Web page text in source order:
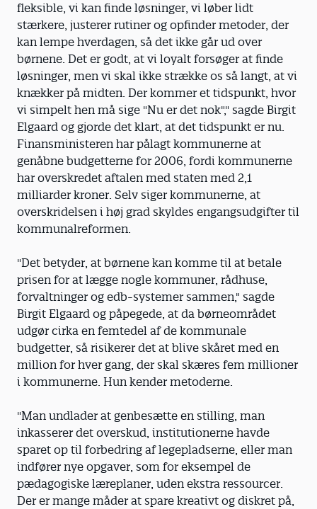
fleksible, vi kan finde løsninger, vi løber lidt
stærkere, justerer rutiner og opfinder metoder, der
kan lempe hverdagen, så det ikke går ud over
børnene. Det er godt, at vi loyalt forsøger at finde
løsninger, men vi skal ikke strække os så langt, at vi
knækker på midten. Der kommer et tidspunkt, hvor
vi simpelt hen må sige "Nu er det nok"," sagde Birgit
Elgaard og gjorde det klart, at det tidspunkt er nu.
Finansministeren har pålagt kommunerne at
genåbne budgetterne for 2006, fordi kommunerne
har overskredet aftalen med staten med 2,1
milliarder kroner. Selv siger kommunerne, at
overskridelsen i høj grad skyldes engangsudgifter til
kommunalreformen.
"Det betyder, at børnene kan komme til at betale
prisen for at lægge nogle kommuner, rådhuse,
forvaltninger og edb-systemer sammen," sagde
Birgit Elgaard og påpegede, at da børneområdet
udgør cirka en femtedel af de kommunale
budgetter, så risikerer det at blive skåret med en
million for hver gang, der skal skæres fem millioner
i kommunerne. Hun kender metoderne.
"Man undlader at genbesætte en stilling, man
inkasserer det overskud, institutionerne havde
sparet op til forbedring af legepladserne, eller man
indfører nye opgaver, som for eksempel de
pædagogiske læreplaner, uden ekstra ressourcer.
Der er mange måder at spare kreativt og diskret på,